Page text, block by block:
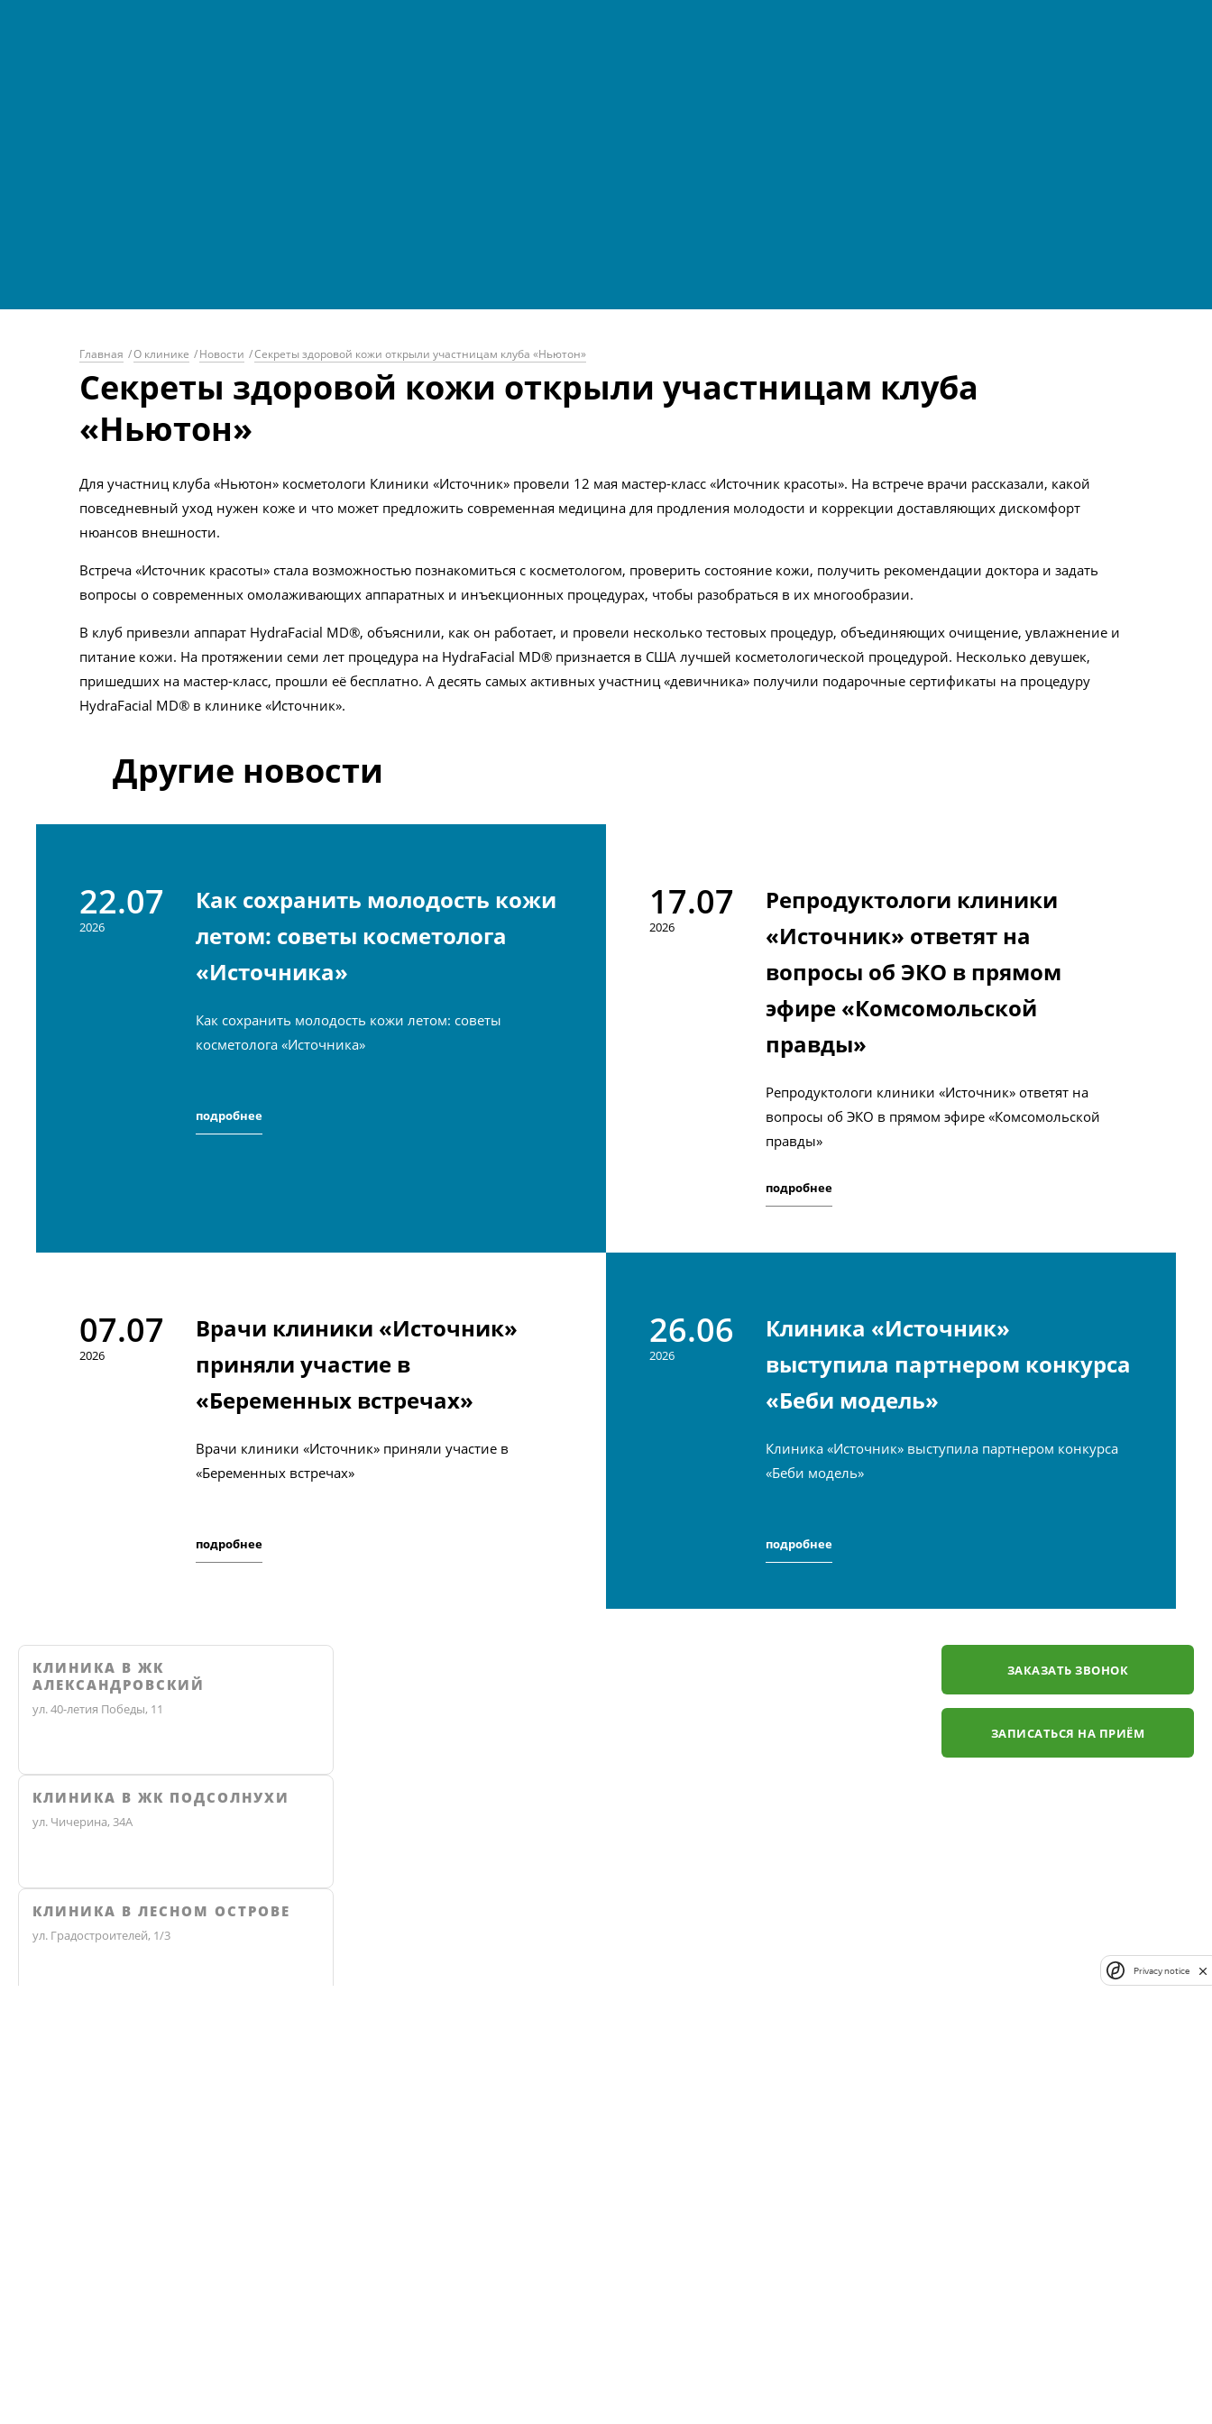
Главная /О клинике /Новости /Секреты здоровой кожи открыли участницам клуба «Ньютон»
Секреты здоровой кожи открыли участницам клуба
«Ньютон»
Для участниц клуба «Ньютон» косметологи Клиники «Источник» провели 12 мая мастер-класс «Источник красоты». На встрече врачи рассказали, какой
повседневный уход нужен коже и что может предложить современная медицина для продления молодости и коррекции доставляющих дискомфорт
нюансов внешности.
Встреча «Источник красоты» стала возможностью познакомиться с косметологом, проверить состояние кожи, получить рекомендации доктора и задать
вопросы о современных омолаживающих аппаратных и инъекционных процедурах, чтобы разобраться в их многообразии.
В клуб привезли аппарат HydraFacial MD®, объяснили, как он работает, и провели несколько тестовых процедур, объединяющих очищение, увлажнение и
питание кожи. На протяжении семи лет процедура на HydraFacial MD® признается в США лучшей косметологической процедурой. Несколько девушек,
пришедших на мастер-класс, прошли её бесплатно. А десять самых активных участниц «девичника» получили подарочные сертификаты на процедуру
HydraFacial MD® в клинике «Источник».
Другие новости
22.07
2026
Как сохранить молодость кожи
летом: советы косметолога
«Источника»
Как сохранить молодость кожи летом: советы
косметолога «Источника»
подробнее
17.07
2026
Репродуктологи клиники
«Источник» ответят на
вопросы об ЭКО в прямом
эфире «Комсомольской
правды»
Репродуктологи клиники «Источник» ответят на
вопросы об ЭКО в прямом эфире «Комсомольской
правды»
подробнее
07.07
2026
Врачи клиники «Источник»
приняли участие в
«Беременных встречах»
Врачи клиники «Источник» приняли участие в
«Беременных встречах»
подробнее
26.06
2026
Клиника «Источник»
выступила партнером конкурса
«Беби модель»
Клиника «Источник» выступила партнером конкурса
«Беби модель»
подробнее
ЗАКАЗАТЬ ЗВОНОК
КЛИНИКА В ЖК
АЛЕКСАНДРОВСКИЙ
ул. 40-летия Победы, 11
КЛИНИКА В ЖК ПОДСОЛНУХИ
ул. Чичерина, 34А
КЛИНИКА В ЛЕСНОМ ОСТРОВЕ
ул. Градостроителей, 1/3
ЗАПИСАТЬСЯ НА ПРИЁМ
Privacy notice